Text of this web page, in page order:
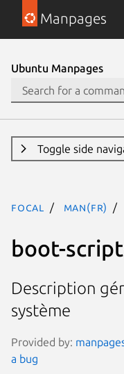
Manpages
Ubuntu Manpages
Toggle side
focal man(fr)
boot-
Description
système
Provided by:
a bug